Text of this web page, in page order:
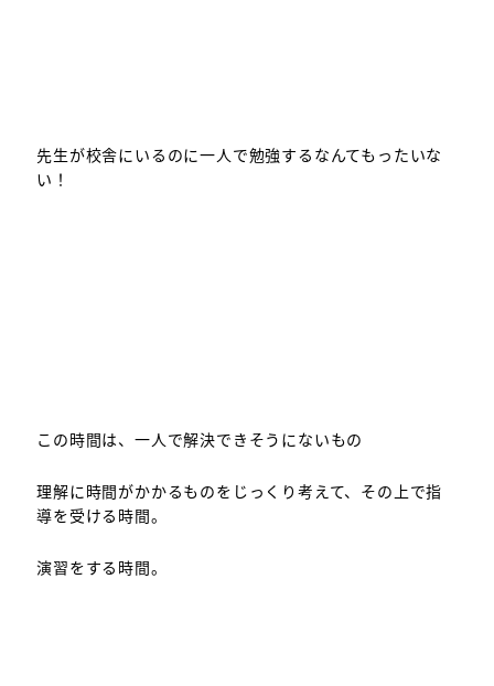
先生が校舎にいるのに一人で勉強するなんてもったいな
い！
この時間は、一人で解決できそうにないもの
理解に時間がかかるものをじっくり考えて、その上で指
導を受ける時間。
演習をする時間。